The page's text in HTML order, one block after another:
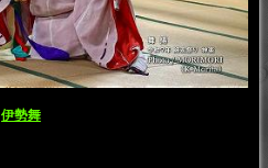
伊勢舞